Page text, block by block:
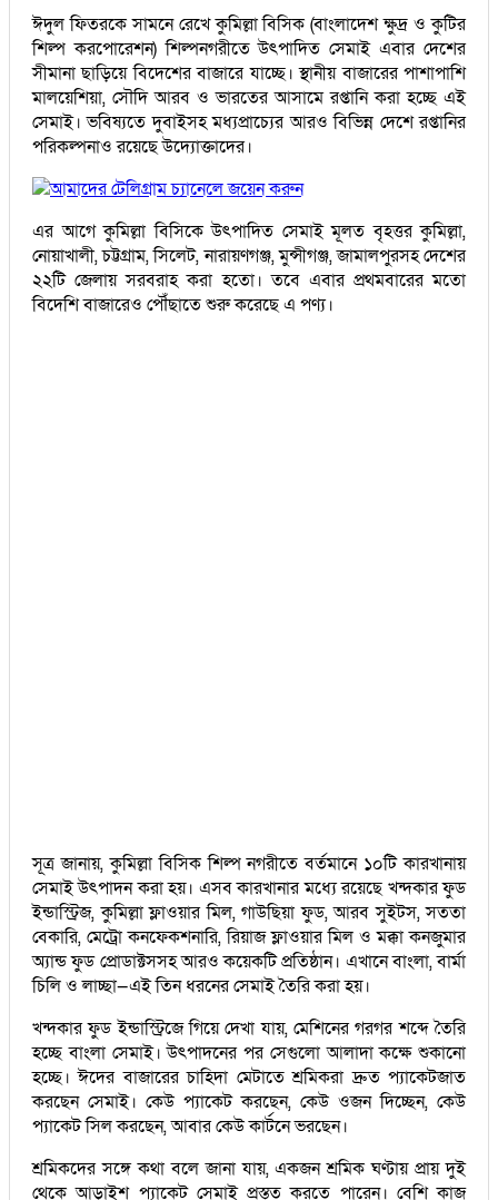
ঈদুল ফিতরকে সামনে রেখে কুমিল্লা বিসিক (বাংলাদেশ ক্ষুদ্র ও কুটির
শিল্প করপোরেশন) শিল্পনগরীতে উৎপাদিত সেমাই এবার দেশের
সীমানা ছাড়িয়ে বিদেশের বাজারে যাচ্ছে। স্থানীয় বাজারের পাশাপাশি
মালয়েশিয়া, সৌদি আরব ও ভারতের আসামে রপ্তানি করা হচ্ছে এই
সেমাই। ভবিষ্যতে দুবাইসহ মধ্যপ্রাচ্যের আরও বিভিন্ন দেশে রপ্তানির
পরিকল্পনাও রয়েছে উদ্যোক্তাদের।
আমাদের টেলিগ্রাম চ্যানেলে জয়েন করুন
এর আগে কুমিল্লা বিসিকে উৎপাদিত সেমাই মূলত বৃহত্তর কুমিল্লা,
নোয়াখালী, চট্টগ্রাম, সিলেট, নারায়ণগঞ্জ, মুন্সীগঞ্জ, জামালপুরসহ দেশের
২২টি জেলায় সরবরাহ করা হতো। তবে এবার প্রথমবারের মতো
বিদেশি বাজারেও পৌঁছাতে শুরু করেছে এ পণ্য।
সূত্র জানায়, কুমিল্লা বিসিক শিল্প নগরীতে বর্তমানে ১০টি কারখানায়
সেমাই উৎপাদন করা হয়। এসব কারখানার মধ্যে রয়েছে খন্দকার ফুড
ইন্ডাস্ট্রিজ, কুমিল্লা ফ্লাওয়ার মিল, গাউছিয়া ফুড, আরব সুইটস, সততা
বেকারি, মেট্রো কনফেকশনারি, রিয়াজ ফ্লাওয়ার মিল ও মক্কা কনজুমার
অ্যান্ড ফুড প্রোডাক্টসসহ আরও কয়েকটি প্রতিষ্ঠান। এখানে বাংলা, বার্মা
চিলি ও লাচ্ছা—এই তিন ধরনের সেমাই তৈরি করা হয়।
খন্দকার ফুড ইন্ডাস্ট্রিজে গিয়ে দেখা যায়, মেশিনের গরগর শব্দে তৈরি
হচ্ছে বাংলা সেমাই। উৎপাদনের পর সেগুলো আলাদা কক্ষে শুকানো
হচ্ছে। ঈদের বাজারের চাহিদা মেটাতে শ্রমিকরা দ্রুত প্যাকেটজাত
করছেন সেমাই। কেউ প্যাকেট করছেন, কেউ ওজন দিচ্ছেন, কেউ
প্যাকেট সিল করছেন, আবার কেউ কার্টনে ভরছেন।
শ্রমিকদের সঙ্গে কথা বলে জানা যায়, একজন শ্রমিক ঘণ্টায় প্রায় দুই
থেকে আড়াইশ প্যাকেট সেমাই প্রস্তুত করতে পারেন। বেশি কাজ